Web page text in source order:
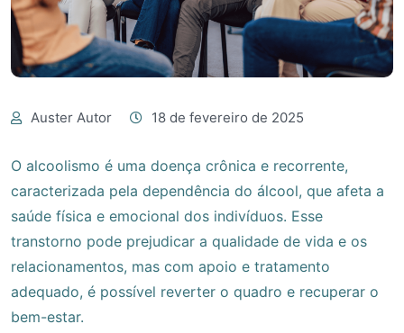
Auster Autor 18 de fevereiro de 2025
O alcoolismo é uma doença crônica e recorrente,
caracterizada pela dependência do álcool, que afeta a
saúde física e emocional dos indivíduos. Esse
transtorno pode prejudicar a qualidade de vida e os
relacionamentos, mas com apoio e tratamento
adequado, é possível reverter o quadro e recuperar o
bem-estar.